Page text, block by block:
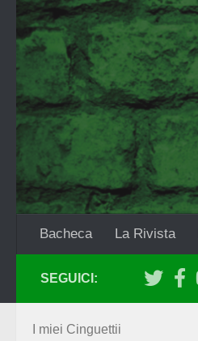
Salta al contenuto
Bacheca La Rivista
SEGUICI:
I miei Cinguettii